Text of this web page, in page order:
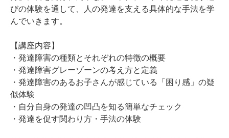
びの体験を通して、人の発達を支える具体的な手法を学
んでいきます。
【講座内容】
・発達障害の種類とそれぞれの特徴の概要
・発達障害グレーゾーンの考え方と定義
・発達障害のあるお子さんが感じている「困り感」の疑
似体験
・自分自身の発達の凹凸を知る簡単なチェック
・発達を促す関わり方・手法の体験